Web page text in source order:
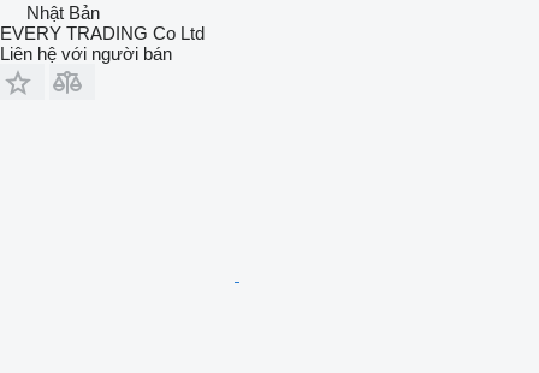
Nhật Bản
EVERY TRADING Co Ltd
Liên hệ với người bán